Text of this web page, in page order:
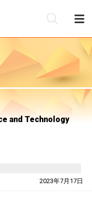
and Technology
2023年7月17日